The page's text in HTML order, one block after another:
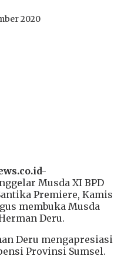
2020
Musda XI BPD
Premiere, Kamis
membuka Musda
Deru.
Deru mengapresiasi
Provinsi Sumsel.